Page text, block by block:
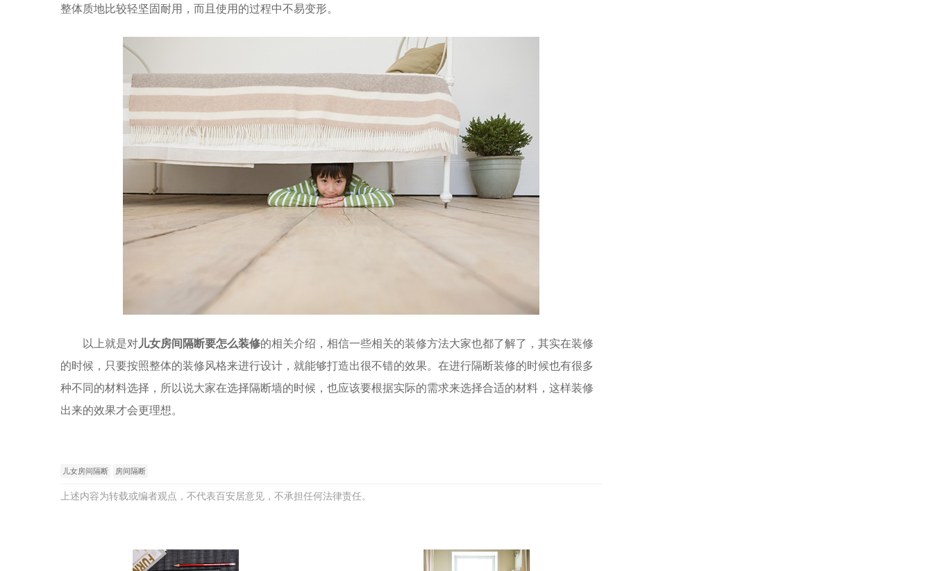
整体质地比较轻坚固耐用，而且使用的过程中不易变形。
以上就是对儿女房间隔断要怎么装修的相关介绍，相信一些相关的装修方法大家也都了解了，其实在装修
的时候，只要按照整体的装修风格来进行设计，就能够打造出很不错的效果。在进行隔断装修的时候也有很多
种不同的材料选择，所以说大家在选择隔断墙的时候，也应该要根据实际的需求来选择合适的材料，这样装修
出来的效果才会更理想。
儿女房间隔断 房间隔断
上述内容为转载或编者观点，不代表百安居意见，不承担任何法律责任。